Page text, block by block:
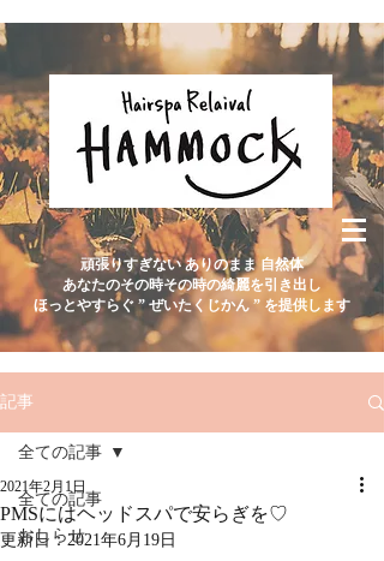
頑張りすぎない ありのまま 自然体
あなたのその時その時の綺麗を引き出し
ほっとやすらぐ ” ぜいたくじかん ” を提供します
記事
全ての記事
おしらせ
全ての記事
PMSにはヘッドスパで安らぎを♡
2021年2月1日
更新日：2021年6月19日